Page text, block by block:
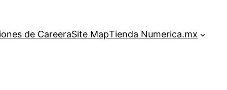
de CareeraSite MapTienda Numerica.mx